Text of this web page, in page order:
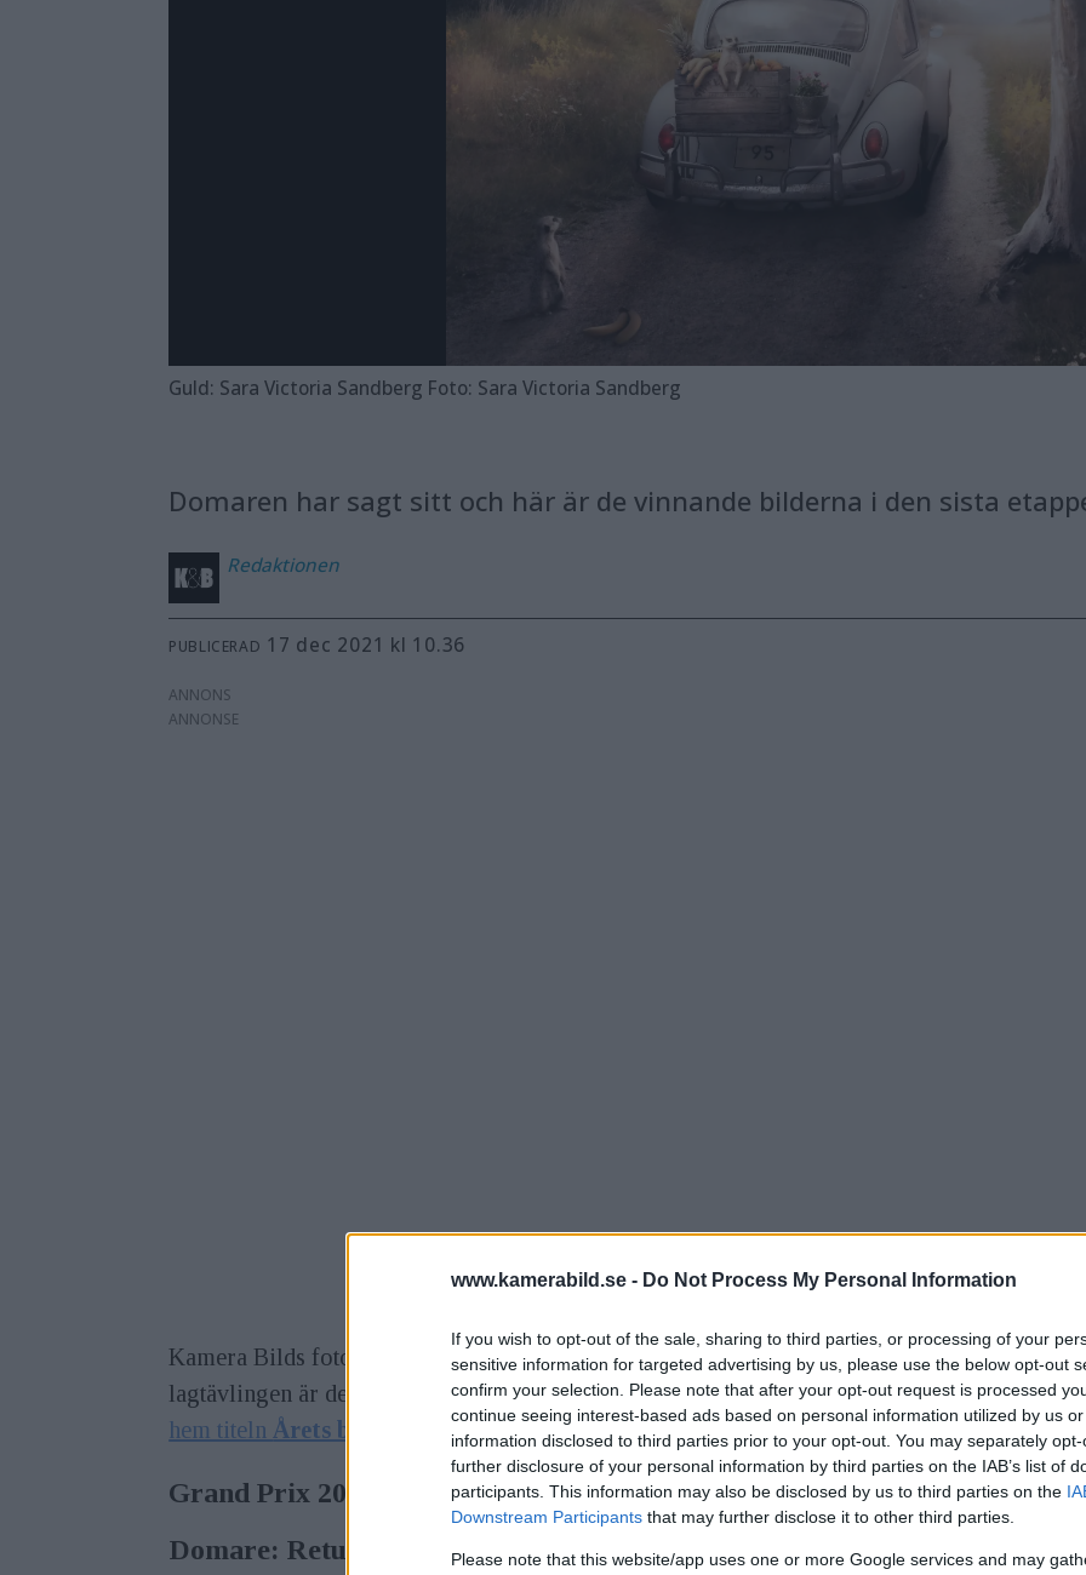
www.kamerabild.se - Do Not Process My Personal Information
If you wish to opt-out of the sale, sharing to third parties, or processing of your
sensitive information for targeted advertising by us, please use the below opt-out
confirm your selection. Please note that after your opt-out request is processed
continue seeing interest-based ads based on personal information utilized by us
information disclosed to third parties prior to your opt-out. You may separately
further disclosure of your personal information by third parties on the IAB’s list of
participants. This information may also be disclosed by us to third parties on the
Downstream Participants that may further disclose it to other third parties.
Please note that this website/app uses one or more Google services and may
Guld: Sara Victoria Sandberg Foto: Sara Victoria Sandberg
Domaren har sagt sitt och här är de vinnande bilderna i den sista
Redaktionen
PUBLICERAD 17 dec 2021 kl 10.36
ANNONS
Kamera Bilds fototävling Grand Prix är avgjord!Johan Otterdahl Edfeldttar hem
lagtävlingen är det
MGM Focussom vinner, ett lag som består avGisela Ritzén, Mireille
hem titeln Årets bild är nu upp till dig – rösta på någon av etappsegrarna!
Grand Prix 2021 etapp 5 – Tema:Montage
Domare: Retuscheriet